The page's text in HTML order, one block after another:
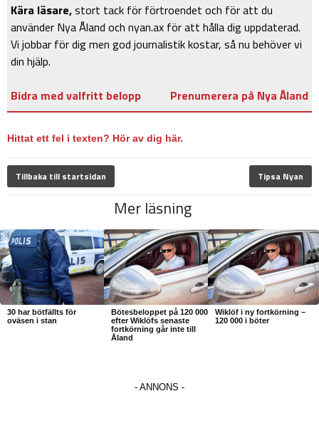
Kära läsare,stort tack för förtroendet och för att du
använder Nya Åland och nyan.ax för att hålla dig uppdaterad.
Vi jobbar för dig men god journalistik kostar, så nu behöver vi
din hjälp.
Bidra med valfritt belopp
Prenumerera på Nya Åland
Hittat ett fel i texten? Hör av dig här.
Tillbaka till startsidan Tipsa Nyan
Mer läsning
30 har bötfällts för
oväsen i stan
Bötesbeloppet på 120 000
efter Wiklöfs senaste
fortkörning går inte till
Åland
Wiklöf i ny fortkörning –
120 000 i böter